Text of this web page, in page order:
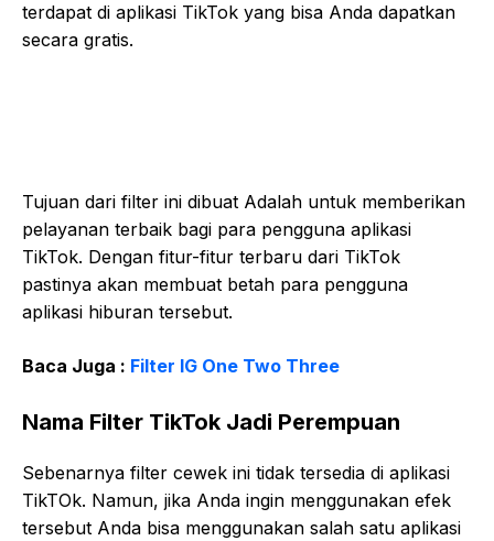
terdapat di aplikasi TikTok yang bisa Anda dapatkan
secara gratis.
Tujuan dari filter ini dibuat Adalah untuk memberikan
pelayanan terbaik bagi para pengguna aplikasi
TikTok. Dengan fitur-fitur terbaru dari TikTok
pastinya akan membuat betah para pengguna
aplikasi hiburan tersebut.
Baca Juga : Filter IG One Two Three
Nama Filter TikTok Jadi Perempuan
Sebenarnya filter cewek ini tidak tersedia di aplikasi
TikTOk. Namun, jika Anda ingin menggunakan efek
tersebut Anda bisa menggunakan salah satu aplikasi